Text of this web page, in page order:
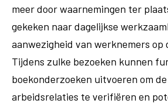
meer door waarnemingen ter
gekeken naar dagelijkse
aanwezigheid van werknemers op
Tijdens zulke bezoeken kunnen
boekonderzoeken uitvoeren om
arbeidsrelaties te verifiëren en